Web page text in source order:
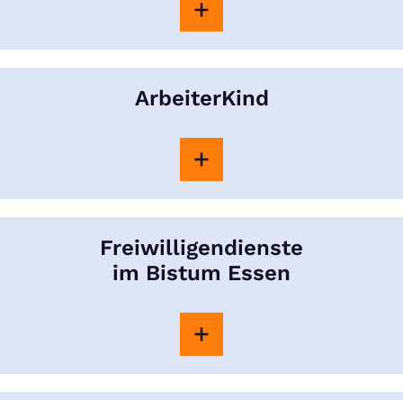
ArbeiterKind
Freiwilligendienste
im Bistum Essen